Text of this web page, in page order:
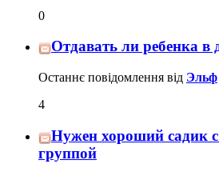
0
Отдавать ли ребенка в
Останнє повідомлення від Эльф
4
Нужен хороший садик с
группой